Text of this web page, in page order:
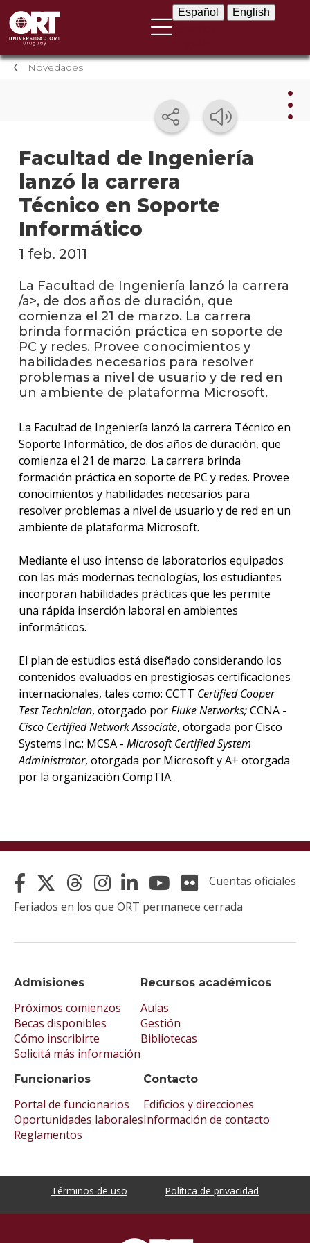
Español English
Novedades
Facultad de Ingeniería
lanzó la carrera
Técnico en Soporte
Informático
los
1 feb. 2011
La Facultad de Ingeniería lanzó la carrera
/a>, de dos años de duración, que
comienza el 21 de marzo. La carrera
brinda formación práctica en soporte de
PC y redes. Provee conocimientos y
habilidades necesarios para resolver
problemas a nivel de usuario y de red en
un ambiente de plataforma Microsoft.
La Facultad de Ingeniería lanzó la carrera Técnico en
Soporte Informático, de dos años de duración, que
comienza el 21 de marzo. La carrera brinda
formación práctica en soporte de PC y redes. Provee
conocimientos y habilidades necesarios para
resolver problemas a nivel de usuario y de red en un
ambiente de plataforma Microsoft.
Mediante el uso intenso de laboratorios equipados
con las más modernas tecnologías, los estudiantes
incorporan habilidades prácticas que les permite
una rápida inserción laboral en ambientes
informáticos.
El plan de estudios está diseñado considerando los
contenidos evaluados en prestigiosas certificaciones
internacionales, tales como: CCTT Certified Cooper
Test Technician, otorgado porFluke Networks;CCNA -
Cisco Certified Network Associate, otorgada por Cisco
Systems Inc.; MCSA - Microsoft Certified System
Administrator, otorgada por Microsoft y A+ otorgada
por la organización CompTIA.
Admisiones
Próximos comienzos
Becas disponibles
Cómo inscribirte
Solicitá más información
Recursos académicos
Aulas
Gestión
Bibliotecas
Funcionarios
Portal de funcionarios
Oportunidades laborales
Reglamentos
Contacto
Edificios y direcciones
Información de contacto
Cuentas oficiales
Feriados en los que ORT permanece cerrada
Términos de uso Política de privacidad